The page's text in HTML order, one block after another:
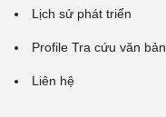
Lịch sử phát triển
Profile Tra cứu văn bản
Liên hệ